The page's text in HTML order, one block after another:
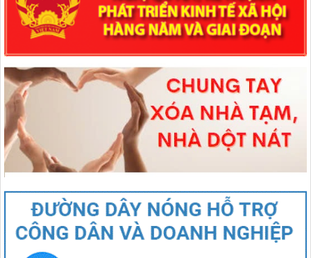
lượt xem: 66 | lượt tải:46
544/QĐ-UBND
lượt xem: 41 | lượt tải:20
407/QĐ-UBND
QUYẾT ĐỊNH Kiện toàn Ban biên tập Cổng thông tin điện tử xã
Mường Than
lượt xem: 46 | lượt tải:27
27/NQ-HĐND
của tỉnh Lai Châu năm 2025
lượt xem: 85 | lượt tải:48
1670/NQ-UBTVQH15
Nghị quyết số 1670/NQ-UBTVQH15 của ỦY BAN THƯỜNG VỤ